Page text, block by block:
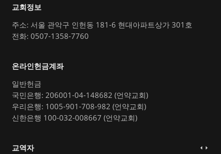
교회정보
주소: 서울 관악구 인헌동 181-6 현대아파트상가 301호
전화: 0507-1358-7760
온라인헌금계좌
일반헌금
국민은행: 206001-04-148682 (언약교회)
우리은행: 1005-901-708-982 (언약교회)
신한은행 100-032-008667 (언약교회)
교역자